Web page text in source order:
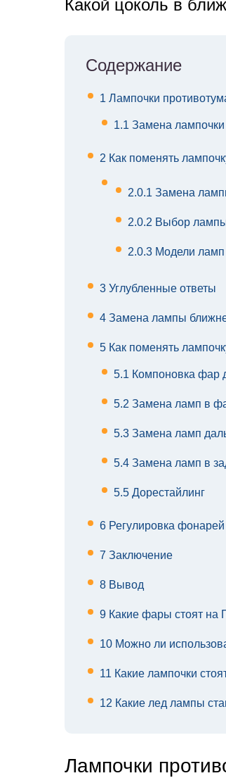
Какой цоколь в
Содержание
1 Лампочки
1.1 Замена
2 Как поменять
2.0.1 Замена
2.0.2 Выбор
2.0.3 Модели ламп
3 Углубленные ответы
4 Замена лампы
5 Как поменять
5.1 Компоновка фар
5.2 Замена ламп в
5.3 Замена ламп
5.4 Замена ламп в
5.5 Дорестайлинг
6 Регулировка фонарей
7 Заключение
8 Вывод
9 Какие фары стоят на
10 Можно ли
11 Какие лампочки
12 Какие лед лампы
Лампочки